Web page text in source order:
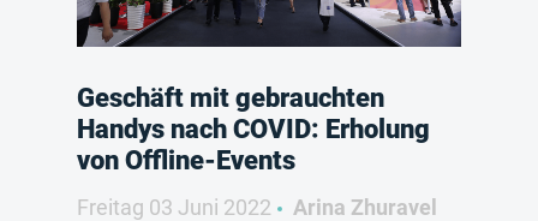
Geschäft mit gebrauchten
Handys nach COVID: Erholung
von Offline-Events
Freitag 03 Juni 2022 Arina Zhuravel